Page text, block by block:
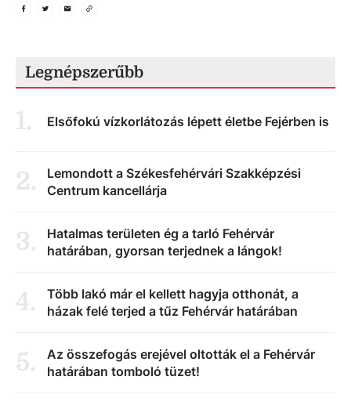
Legnépszerűbb
1. Elsőfokú vízkorlátozás lépett életbe Fejérben is
2.
Lemondott a Székesfehérvári Szakképzési
Centrum kancellárja
3.
Hatalmas területen ég a tarló Fehérvár
határában, gyorsan terjednek a lángok!
4.
Több lakó már el kellett hagyja otthonát, a
házak felé terjed a tűz Fehérvár határában
5.
Az összefogás erejével oltották el a Fehérvár
határában tomboló tüzet!